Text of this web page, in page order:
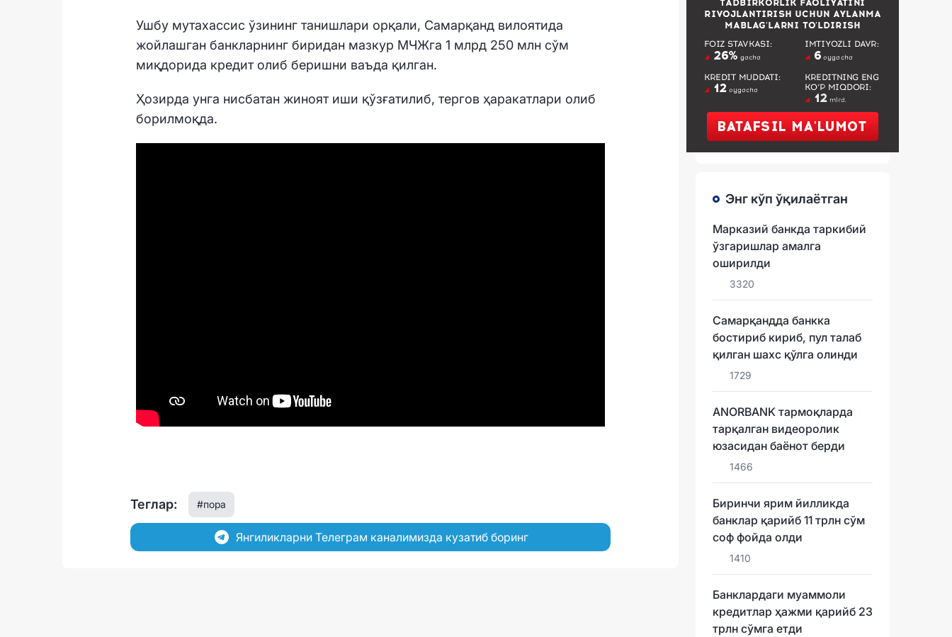
Ушбу мутахассис ўзининг танишлари орқали, Самарқанд вилоятида
жойлашган банкларнинг биридан мазкур МЧЖга 1 млрд 250 млн сўм
миқдорида кредит олиб беришни ваъда қилган.
Ҳозирда унга нисбатан жиноят иши қўзғатилиб, тергов ҳаракатлари олиб
борилмоқда.
Теглар: #пора
Янгиликларни Телеграм каналимизда кузатиб боринг
Энг кўп ўқилаётган
Марказий банкда таркибий
ўзгаришлар амалга
оширилди
3320
Самарқандда банкка
бостириб кириб, пул талаб
қилган шахс қўлга олинди
1729
ANORBANK тармоқларда
тарқалган видеоролик
юзасидан баёнот берди
1466
Биринчи ярим йилликда
банклар қарийб 11 трлн сўм
соф фойда олди
1410
Банклардаги муаммоли
кредитлар ҳажми қарийб 23
трлн сўмга етди